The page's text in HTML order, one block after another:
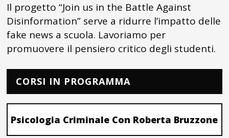
Il progetto “Join us in the Battle Against
Disinformation” serve a ridurre l’impatto delle
fake news a scuola. Lavoriamo per
promuovere il pensiero critico degli studenti.
CORSI IN PROGRAMMA
Psicologia Criminale Con Roberta Bruzzone